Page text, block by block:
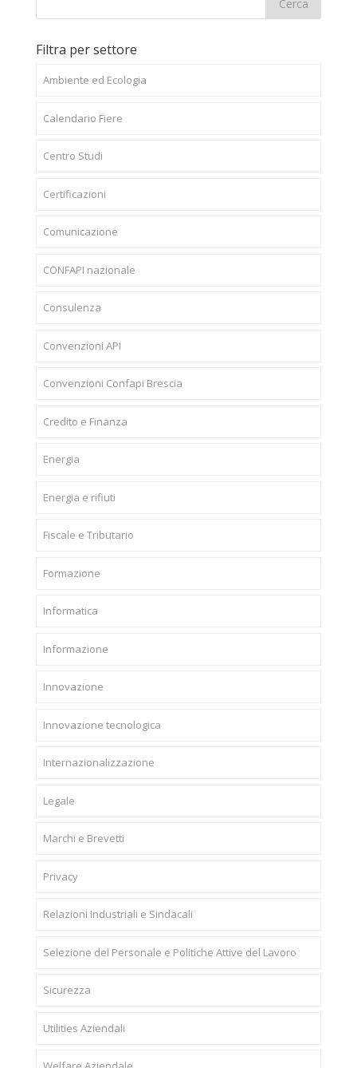
Filtra per settore
Ambiente ed Ecologia
Calendario Fiere
Centro Studi
Certificazioni
Comunicazione
CONFAPI nazionale
Consulenza
Convenzioni API
Convenzioni Confapi Brescia
Credito e Finanza
Energia
Energia e rifiuti
Fiscale e Tributario
Formazione
Informatica
Informazione
Innovazione
Innovazione tecnologica
Internazionalizzazione
Legale
Marchi e Brevetti
Privacy
Relazioni Industriali e Sindacali
Selezione del Personale e Politiche Attive del Lavoro
Sicurezza
Utilities Aziendali